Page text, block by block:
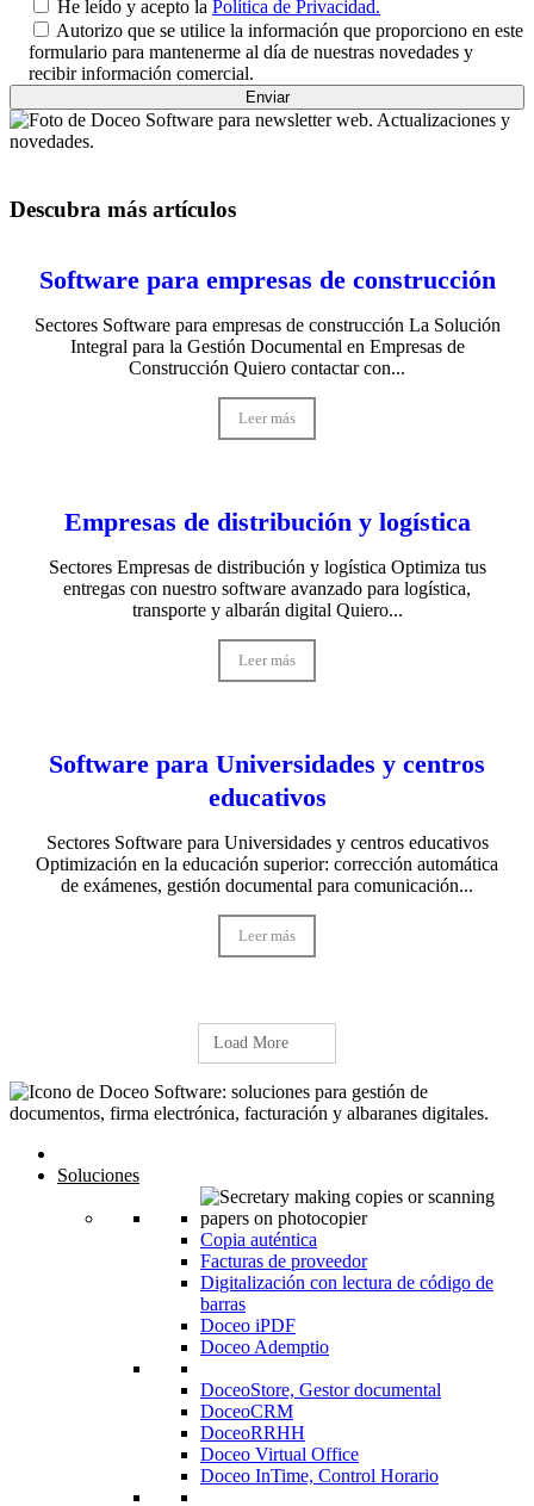
He leído y acepto la Política de Privacidad.
Autorizo que se utilice la información que proporciono en este
formulario para mantenerme al día de nuestras novedades y
recibir información comercial.
Descubra más artículos
Software para empresas de construcción
Sectores Software para empresas de construcción La Solución
Integral para la Gestión Documental en Empresas de
Construcción Quiero contactar con...
Leer más
Empresas de distribución y logística
Sectores Empresas de distribución y logística Optimiza tus
entregas con nuestro software avanzado para logística,
transporte y albarán digital Quiero...
Leer más
Software para Universidades y centros
educativos
Sectores Software para Universidades y centros educativos
Optimización en la educación superior: corrección automática
de exámenes, gestión documental para comunicación...
Leer más
Load More
Soluciones
Copia auténtica
Facturas de proveedor
Digitalización con lectura de código de
barras
Doceo iPDF
Doceo Ademptio
DoceoStore, Gestor documental
DoceoCRM
DoceoRRHH
Doceo Virtual Office
Doceo InTime, Control Horario